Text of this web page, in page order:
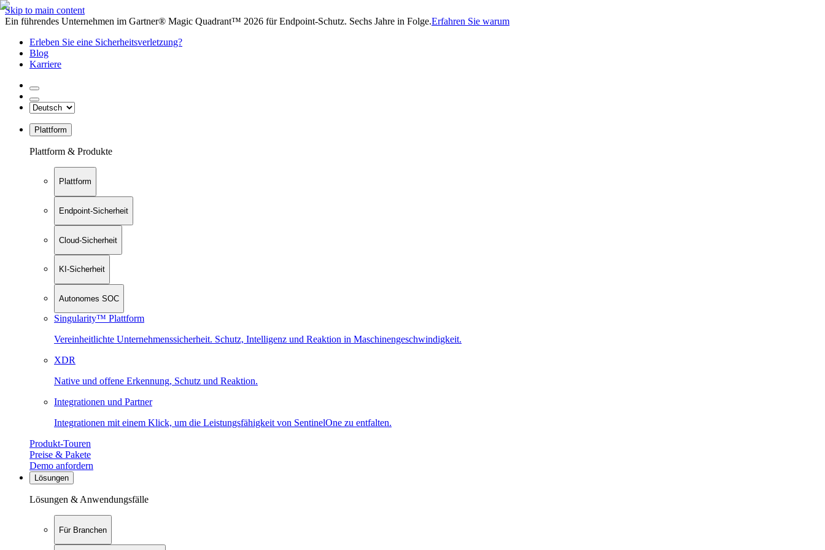
Skip to main content
Ein führendes Unternehmen im Gartner® Magic Quadrant™ 2026 für Endpoint-Schutz. Sechs Jahre in Folge.Erfahren Sie warum
Erleben Sie eine Sicherheitsverletzung?
Blog
Karriere
Plattform
Plattform & Produkte
Plattform
Endpoint-Sicherheit
Cloud-Sicherheit
KI-Sicherheit
Autonomes SOC
Singularity™ Plattform
Vereinheitlichte Unternehmenssicherheit. Schutz, Intelligenz und Reaktion in Maschinen­geschwindigkeit.
XDR
Native und offene Erkennung, Schutz und Reaktion.
Integrationen und Partner
Integrationen mit einem Klick, um die Leistungsfähigkeit von SentinelOne zu entfalten.
Produkt-Touren
Preise & Pakete
Demo anfordern
Lösungen
Lösungen & Anwendungsfälle
Für Branchen